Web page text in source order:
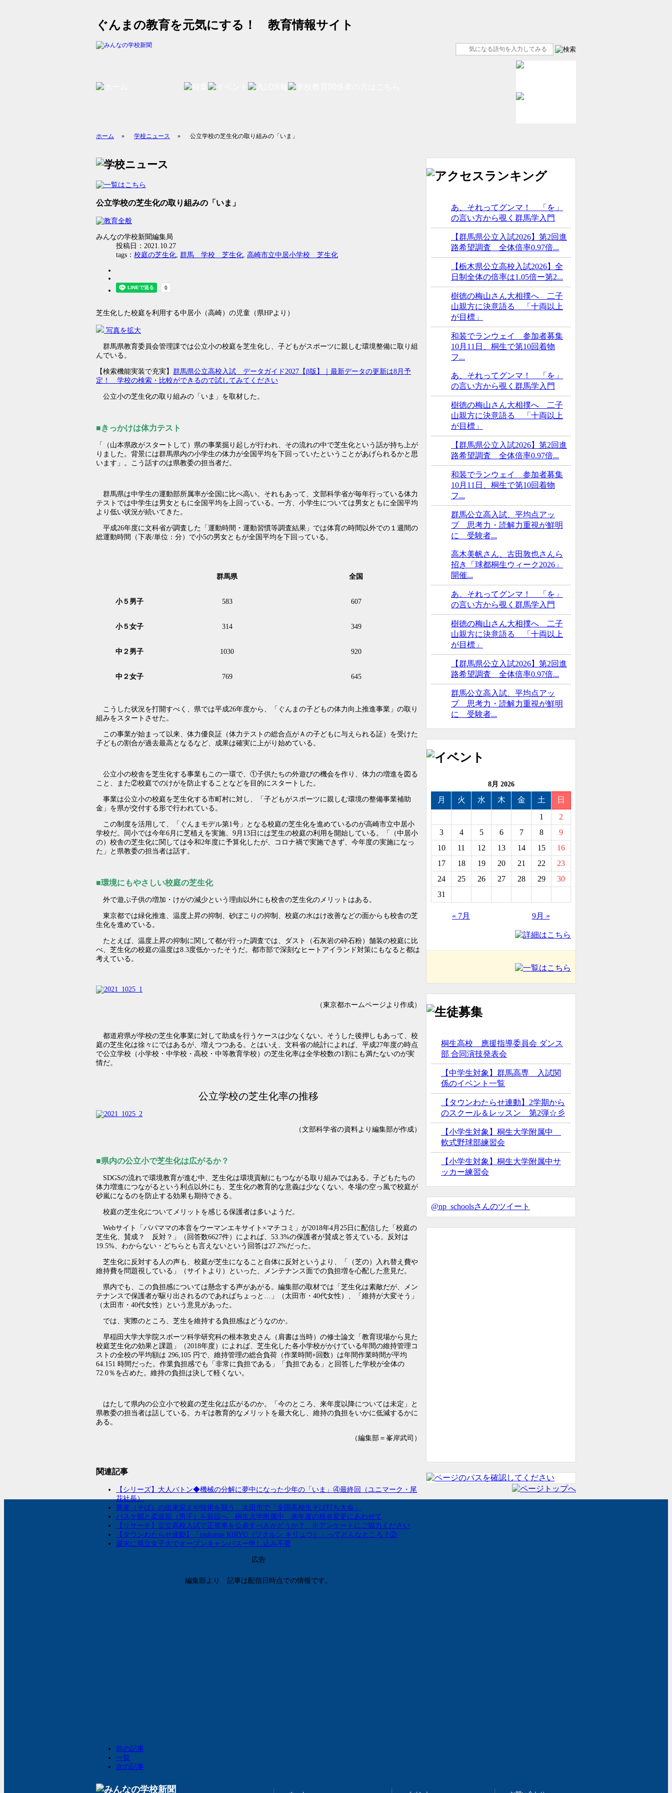
ぐんまの教育を元気にする！ 教育情報サイト
ホーム » 学校ニュース » 公立学校の芝生化の取り組みの「いま」
公立学校の芝生化の取り組みの「いま」
みんなの学校新聞編集局
投稿日：2021.10.27
tags： 校庭の芝生化, 群馬 学校 芝生化, 高崎市立中居小学校 芝生化
芝生化した校庭を利用する中居小（高崎）の児童（県HPより）
写真を拡大
群馬県教育委員会管理課では公立小の校庭を芝生化し、子どもがスポーツに親しむ環境整備に取り組
んでいる。
【検索機能実装で充実】 群馬県公立高校入試 データガイド2027【β版】｜最新データの更新は8月予
定！ 学校の検索・比較ができるので試してみてください
公立小の芝生化の取り組みの「いま」を取材した。
■きっかけは体力テスト
「（山本県政がスタートして）県の事業掘り起しが行われ、その流れの中で芝生化という話が持ち上が
りました。背景には群馬県内の小学生の体力が全国平均を下回っていたということがあげられるかと思
います」。こう話すのは県教委の担当者だ。
群馬県は中学生の運動部所属率が全国に比べ高い。それもあって、文部科学省が毎年行っている体力
テストでは中学生は男女ともに全国平均を上回っている。一方、小学生については男女ともに全国平均
より低い状況が続いてきた。
平成26年度に文科省が調査した「運動時間・運動習慣等調査結果」では体育の時間以外での１週間の
総運動時間（下表/単位：分）で小5の男女ともが全国平均を下回っている。
群馬県 全国
小５男子 583 607
小５女子 314 349
中２男子 1030 920
中２女子 769 645
こうした状況を打開すべく、県では平成26年度から、「ぐんまの子どもの体力向上推進事業」の取り
組みをスタートさせた。
この事業が始まって以来、体力優良証（体力テストの総合点がＡの子どもに与えられる証）を受けた
子どもの割合が過去最高となるなど、成果は確実に上がり始めている。
公立小の校舎を芝生化する事業もこの一環で、①子供たちの外遊びの機会を作り、体力の増進を図る
こと、また②校庭でのけがを防止することなどを目的にスタートした。
事業は公立小の校庭を芝生化する市町村に対し、「子どもがスポーツに親しむ環境の整備事業補助
金」を県が交付する形で行われている。
この制度を活用して、「ぐんまモデル第1号」となる校庭の芝生化を進めているのが高崎市立中居小
学校だ。同小では今年6月に芝植えを実施、9月13日には芝生の校庭の利用を開始している。「（中居小
の）校舎の芝生化に関しては令和2年度に予算化したが、コロナ禍で実施できず、今年度の実施になっ
た」と県教委の担当者は話す。
■環境にもやさしい校庭の芝生化
外で遊ぶ子供の増加・けがの減少という理由以外にも校舎の芝生化のメリットはある。
東京都では緑化推進、温度上昇の抑制、砂ぼこりの抑制、校庭の水はけ改善などの面からも校舎の芝
生化を進めている。
たとえば、温度上昇の抑制に関して都が行った調査では、ダスト（石灰岩の砕石粉）舗装の校庭に比
べ、芝生化の校庭の温度は8.3度低かったそうだ。都市部で深刻なヒートアイランド対策にもなると都は
考えている。
（東京都ホームページより作成）
都道府県が学校の芝生化事業に対して助成を行うケースは少なくない。そうした後押しもあって、校
庭の芝生化は徐々にではあるが、増えつつある。とはいえ、文科省の統計によれば、平成27年度の時点
で公立学校（小学校・中学校・高校・中等教育学校）の芝生化率は全学校数の1割にも満たないのが実
情だ。
公立学校の芝生化率の推移
（文部科学省の資料より編集部が作成）
■県内の公立小で芝生化は広がるか？
SDGSの流れで環境教育が進む中、芝生化は環境貢献にもつながる取り組みではある。子どもたちの
体力増進につながるという利点以外にも、芝生化の教育的な意義は少なくない。冬場の空っ風で校庭が
砂嵐になるのを防止する効果も期待できる。
校庭の芝生化についてメリットを感じる保護者は多いようだ。
Webサイト「パパママの本音をウーマンエキサイト×マチコミ」が2018年4月25日に配信した「校庭の
芝生化、賛成？ 反対？」（回答数6627件）によれば、53.3%の保護者が賛成と答えている。反対は
19.5%、わからない・どちらとも言えないという回答は27.2%だった。
芝生化に反対する人の声も、校庭が芝生になること自体に反対というより、「（芝の）入れ替え費や
維持費を問題視している」（サイトより）といった、メンテナンス面での負担増を心配した意見だ。
県内でも、この負担感については懸念する声があがる。編集部の取材では「芝生化は素敵だが、メン
テナンスで保護者が駆り出されるのであればちょっと…」（太田市・40代女性）、「維持が大変そう」
（太田市・40代女性）という意見があった。
では、実際のところ、芝生を維持する負担感はどうなのか。
早稲田大学大学院スポーツ科学研究科の根本敦史さん（肩書は当時）の修士論文「教育現場から見た
校庭芝生化の効果と課題」（2018年度）によれば、芝生化した各小学校がかけている年間の維持管理コ
ストの全校の平均額は 296,105 円で、維持管理の総合負荷（作業時間×回数）は年間作業時間が平均
64.151 時間だった。作業負担感でも「非常に負担である」「負担である」と回答した学校が全体の
72.0％を占めた。維持の負担は決して軽くない。
はたして県内の公立小で校庭の芝生化は広がるのか。「今のところ、来年度以降については未定」と
県教委の担当者は話している。カギは教育的なメリットを最大化し、維持の負担をいかに低減するかに
ある。
（編集部＝峯岸武司）
関連記事
【シリーズ】大人バトン◆機械の分解に夢中になった少年の「いま」④最終回（ユニマーク・尾
花社長）
蕎麦（そば）の出来栄えや技術を競う 太田市で「全国高校生そば打ち大会」
バスケ部と柔道部（男子）を新設へ 桐生大学附属中 来年度の校名変更にあわせて
【リサーチ】公立高校入試で正答率を公表すべきかどうか？ ※アンケートにご協力ください
【タウンわたらせ連動】「tsukurun KIRYU（ツクルン キリュウ）」ってどんなところ？②
週末に県立女子大でオープンキャンパスー申し込み不要
広告
編集部より 記事は配信日時点での情報です。
前の記事
一覧
次の記事
あ、それってグンマ！ 「を」
の言い方から覗く群馬学入門
【群馬県公立入試2026】第2回進
路希望調査 全体倍率0.97倍...
【栃木県公立高校入試2026】全
日制全体の倍率は1.05倍ー第2...
樹徳の梅山さん大相撲へ 二子
山親方に決意語る 「十両以上
が目標」
和装でランウェイ 参加者募集
10月11日、桐生で第10回着物
フ...
あ、それってグンマ！ 「を」
の言い方から覗く群馬学入門
樹徳の梅山さん大相撲へ 二子
山親方に決意語る 「十両以上
が目標」
【群馬県公立入試2026】第2回進
路希望調査 全体倍率0.97倍...
和装でランウェイ 参加者募集
10月11日、桐生で第10回着物
フ...
群馬公立高入試、平均点アッ
プ 思考力・読解力重視が鮮明
に 受験者...
高木美帆さん、古田敦也さんら
招き「球都桐生ウィーク2026」
開催...
あ、それってグンマ！ 「を」
の言い方から覗く群馬学入門
樹徳の梅山さん大相撲へ 二子
山親方に決意語る 「十両以上
が目標」
【群馬県公立入試2026】第2回進
路希望調査 全体倍率0.97倍...
群馬公立高入試、平均点アッ
プ 思考力・読解力重視が鮮明
に 受験者...
8月 2026
月 火 水 木 金 土
日
1
2
3
4 5 6 7 8
9
10
11 12 13 14 15
16
17
18 19 20 21 22
23
24
25 26 27 28 29
30
31
« 7月 9月 »
桐生高校 應援指導委員会 ダンス
部 合同演技発表会
【中学生対象】群馬高専 入試関
係のイベント一覧
【タウンわたらせ連動】2学期から
のスクール＆レッスン 第2弾☆彡
【小学生対象】桐生大学附属中
軟式野球部練習会
【小学生対象】桐生大学附属中サ
ッカー練習会
@np_schoolsさんのツイート